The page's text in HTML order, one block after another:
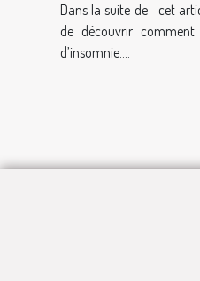
Dans la suite de cet
de découvrir
d’insomnie....